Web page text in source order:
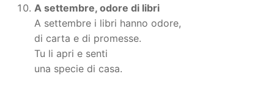
A settembre, odore di libri
A settembre i libri hanno odore,
di carta e di promesse.
Tu li apri e senti
una specie di casa.